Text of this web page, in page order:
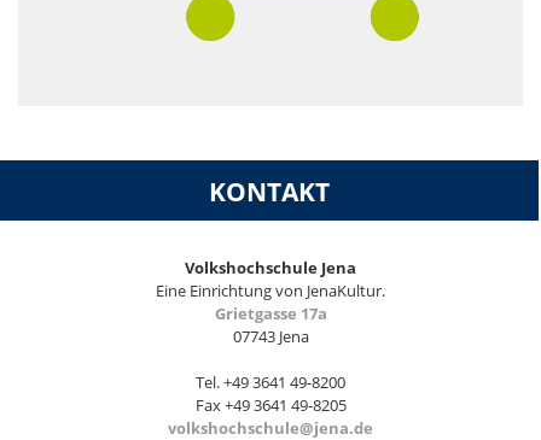
KONTAKT
Volkshochschule Jena
Eine Einrichtung von JenaKultur.
Grietgasse 17a
07743 Jena
Tel. +49 3641 49-8200
Fax +49 3641 49-8205
volkshochschule@jena.de